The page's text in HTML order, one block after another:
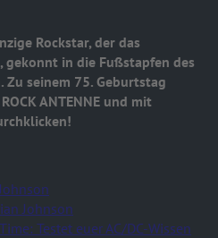
Rockstar, der das
in die Fußstapfen des
seinem 75. Geburtstag
ANTENNE und mit
Johnson
Testet euer AC/DC-Wissen